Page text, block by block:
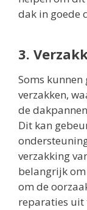
dak in goede
3.
Soms
verzakken,
de
Dit kan
verzakking
belangrijk om
om de
reparaties uit